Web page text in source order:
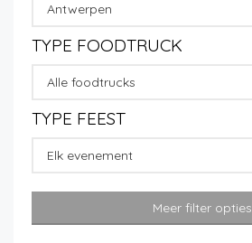
Antwerpen
TYPE FOODTRUCK
Alle foodtrucks
TYPE FEEST
Elk evenement
Meer filter opties